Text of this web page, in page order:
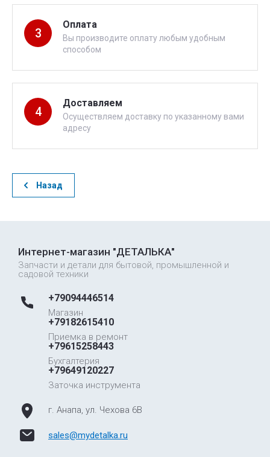
3
Оплата
Вы производите оплату любым удобным
способом
4
Доставляем
Осуществляем доставку по указанному вами
адресу
Назад
Интернет-магазин "ДЕТАЛЬКА"
Запчасти и детали для бытовой, промышленной и
садовой техники
+79094446514
Магазин
+79182615410
Приемка в ремонт
+79615258443
Бухгалтерия
+79649120227
Заточка инструмента
г. Анапа, ул. Чехова 6В
sales@mydetalka.ru